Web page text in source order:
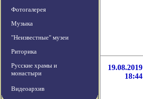
Фотогалерея
Музыка
"Неизвестные" музеи
Риторика
Русские храмы и
монастыри
Видеоархив
19.08.2019
18:44